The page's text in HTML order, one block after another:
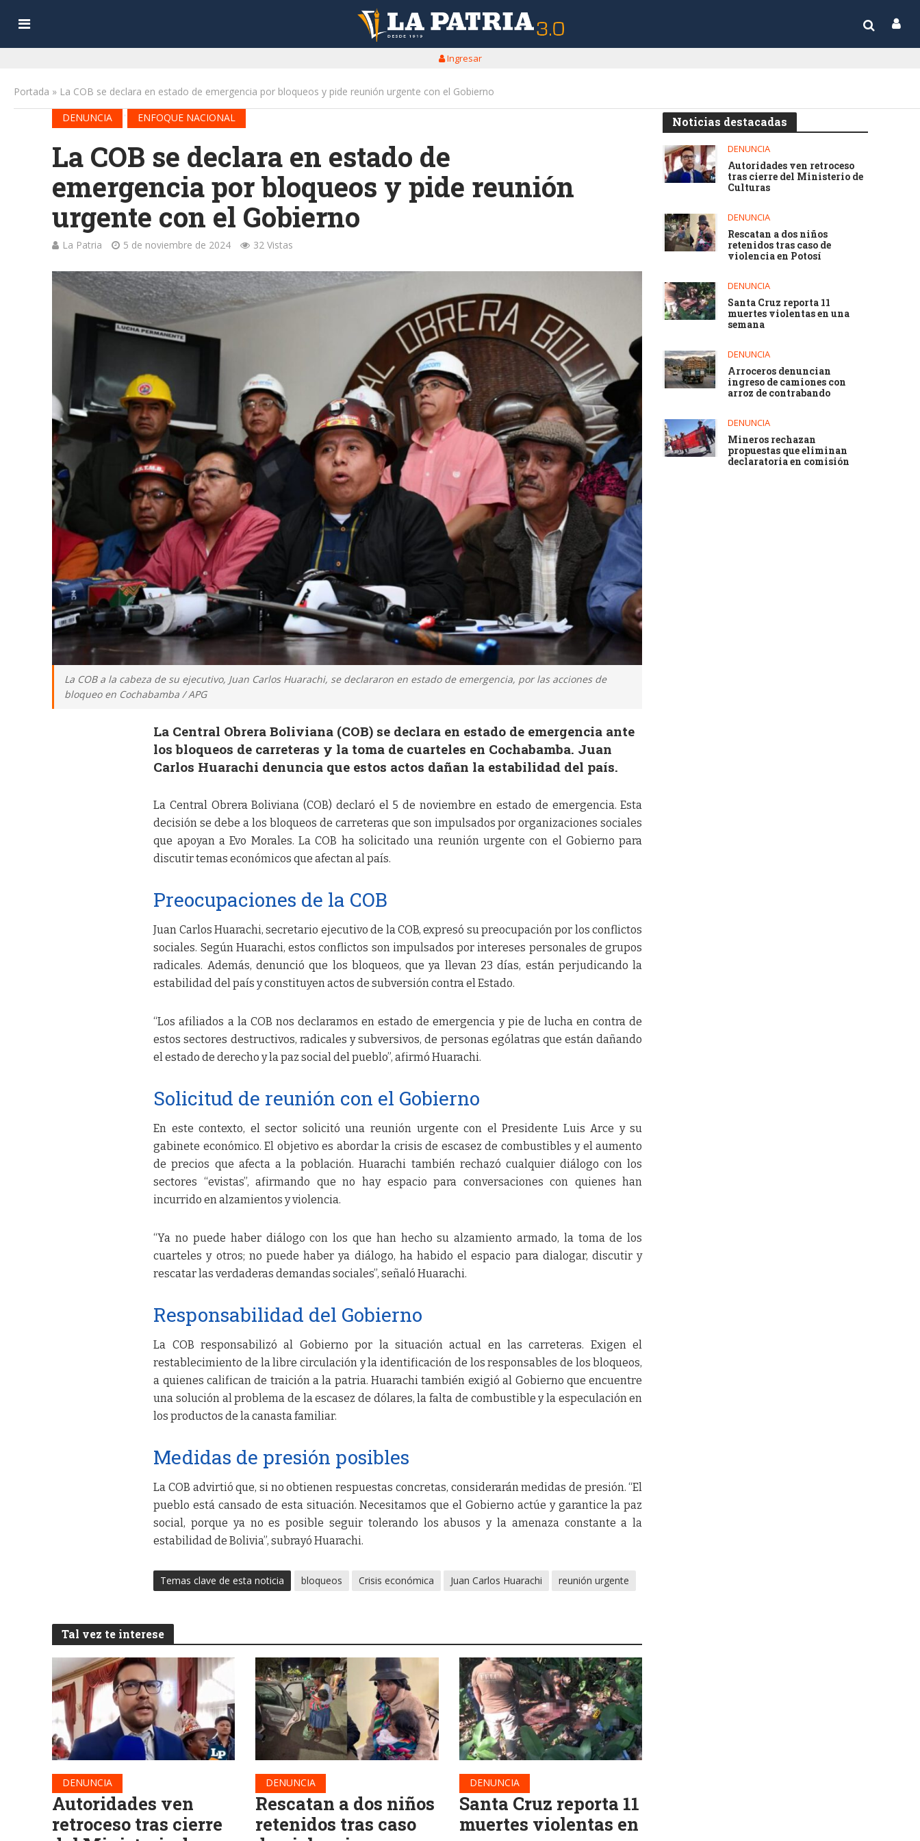
Ingresar
Portada » La COB se declara en estado de emergencia por bloqueos y pide reunión urgente con el Gobierno
DENUNCIA
ENFOQUE NACIONAL
La COB se declara en estado de
emergencia por bloqueos y pide reunión
urgente con el Gobierno
La Patria 5 de noviembre de 2024 32 Vistas
La COB a la cabeza de su ejecutivo, Juan Carlos Huarachi, se declararon en estado de emergencia, por las acciones de
bloqueo en Cochabamba / APG
La Central Obrera Boliviana (COB) se declara en estado de emergencia ante
los bloqueos de carreteras y la toma de cuarteles en Cochabamba. Juan
Carlos Huarachi denuncia que estos actos dañan la estabilidad del país.
La Central Obrera Boliviana (COB) declaró el 5 de noviembre en estado de emergencia. Esta
decisión se debe a los bloqueos de carreteras que son impulsados por organizaciones sociales
que apoyan a Evo Morales. La COB ha solicitado una reunión urgente con el Gobierno para
discutir temas económicos que afectan al país.
Preocupaciones de la COB
Juan Carlos Huarachi, secretario ejecutivo de la COB, expresó su preocupación por los conflictos
sociales. Según Huarachi, estos conflictos son impulsados por intereses personales de grupos
radicales. Además, denunció que los bloqueos, que ya llevan 23 días, están perjudicando la
estabilidad del país y constituyen actos de subversión contra el Estado.
“Los afiliados a la COB nos declaramos en estado de emergencia y pie de lucha en contra de
estos sectores destructivos, radicales y subversivos, de personas ególatras que están dañando
el estado de derecho y la paz social del pueblo”, afirmó Huarachi.
Solicitud de reunión con el Gobierno
En este contexto, el sector solicitó una reunión urgente con el Presidente Luis Arce y su
gabinete económico. El objetivo es abordar la crisis de escasez de combustibles y el aumento
de precios que afecta a la población. Huarachi también rechazó cualquier diálogo con los
sectores “evistas”, afirmando que no hay espacio para conversaciones con quienes han
incurrido en alzamientos y violencia.
“Ya no puede haber diálogo con los que han hecho su alzamiento armado, la toma de los
cuarteles y otros; no puede haber ya diálogo, ha habido el espacio para dialogar, discutir y
rescatar las verdaderas demandas sociales”, señaló Huarachi.
Responsabilidad del Gobierno
La COB responsabilizó al Gobierno por la situación actual en las carreteras. Exigen el
restablecimiento de la libre circulación y la identificación de los responsables de los bloqueos,
a quienes califican de traición a la patria. Huarachi también exigió al Gobierno que encuentre
una solución al problema de la escasez de dólares, la falta de combustible y la especulación en
los productos de la canasta familiar.
Medidas de presión posibles
La COB advirtió que, si no obtienen respuestas concretas, considerarán medidas de presión. “El
pueblo está cansado de esta situación. Necesitamos que el Gobierno actúe y garantice la paz
social, porque ya no es posible seguir tolerando los abusos y la amenaza constante a la
estabilidad de Bolivia”, subrayó Huarachi.
Temas clave de esta noticia bloqueos Crisis económica Juan Carlos Huarachi reunión urgente
Tal vez te interese
DENUNCIA
Autoridades ven
retroceso tras cierre
DENUNCIA
Rescatan a dos niños
retenidos tras caso
DENUNCIA
Santa Cruz reporta 11
muertes violentas en
Noticias destacadas
DENUNCIA
Autoridades ven retroceso
tras cierre del Ministerio de
Culturas
DENUNCIA
Rescatan a dos niños
retenidos tras caso de
violencia en Potosí
DENUNCIA
Santa Cruz reporta 11
muertes violentas en una
semana
DENUNCIA
Arroceros denuncian
ingreso de camiones con
arroz de contrabando
DENUNCIA
Mineros rechazan
propuestas que eliminan
declaratoria en comisión